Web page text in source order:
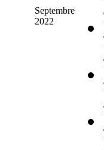
Septembre
2022